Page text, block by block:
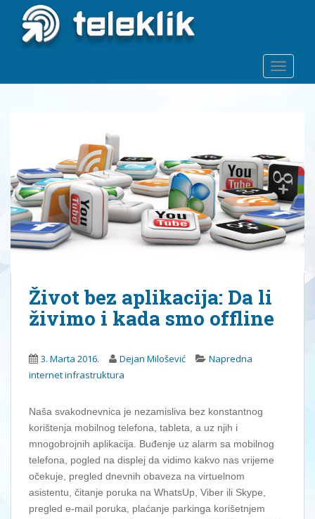
o
t
Život bez aplikacija: Da li
živimo i kada smo offline
3. Marta 2016. Dejan Milošević
Napredna
internet infrastruktura
Naša svakodnevnica je nezamisliva bez konstantnog
korištenja mobilnog telefona, tableta, a uz njih i
mnogobrojnih aplikacija. Buđenje uz alarm sa mobilnog
telefona, pogled na displej da vidimo kakvo nas vrijeme
očekuje, pregled dnevnih obaveza na virtuelnom
asistentu, čitanje poruka na WhatsUp, Viber ili Skype,
pregled e-mail poruka, plaćanje parkinga korišetnjem